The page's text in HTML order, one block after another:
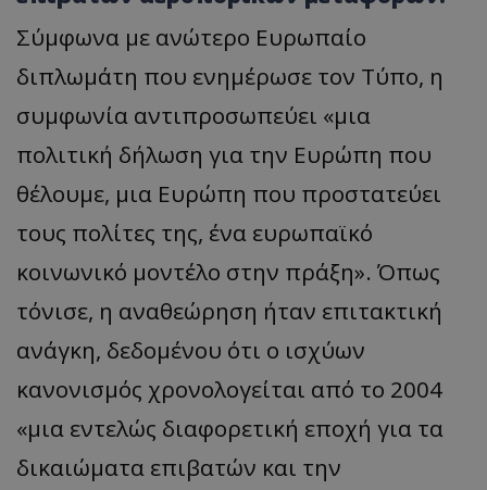
Σύμφωνα με ανώτερο Ευρωπαίο
διπλωμάτη που ενημέρωσε τον Τύπο, η
συμφωνία αντιπροσωπεύει «μια
πολιτική δήλωση για την Ευρώπη που
θέλουμε, μια Ευρώπη που προστατεύει
τους πολίτες της, ένα ευρωπαϊκό
κοινωνικό μοντέλο στην πράξη». Όπως
τόνισε, η αναθεώρηση ήταν επιτακτική
ανάγκη, δεδομένου ότι ο ισχύων
κανονισμός χρονολογείται από το 2004
«μια εντελώς διαφορετική εποχή για τα
δικαιώματα επιβατών και την